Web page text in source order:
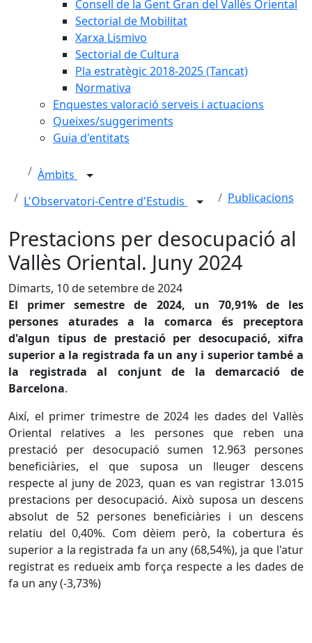
Consell de la Gent Gran del Vallès Oriental
Sectorial de Mobilitat
Xarxa Lismivo
Sectorial de Cultura
Pla estratègic 2018-2025 (Tancat)
Normativa
Enquestes valoració serveis i actuacions
Queixes/suggeriments
Guia d'entitats
Àmbits
L'Observatori-Centre d'Estudis
Publicacions
Prestacions per desocupació al
Vallès Oriental. Juny 2024
Dimarts, 10 de setembre de 2024
El primer semestre de 2024, un 70,91% de les
persones aturades a la comarca és preceptora
d'algun tipus de prestació per desocupació, xifra
superior a la registrada fa un any i superior també a
la registrada al conjunt de la demarcació de
Barcelona.
Així, el primer trimestre de 2024 les dades del Vallès
Oriental relatives a les persones que reben una
prestació per desocupació sumen 12.963 persones
beneficiàries, el que suposa un lleuger descens
respecte al juny de 2023, quan es van registrar 13.015
prestacions per desocupació. Això suposa un descens
absolut de 52 persones beneficiàries i un descens
relatiu del 0,40%. Com dèiem però, la cobertura és
superior a la registrada fa un any (68,54%), ja que l'atur
registrat es redueix amb força respecte a les dades de
fa un any (-3,73%)